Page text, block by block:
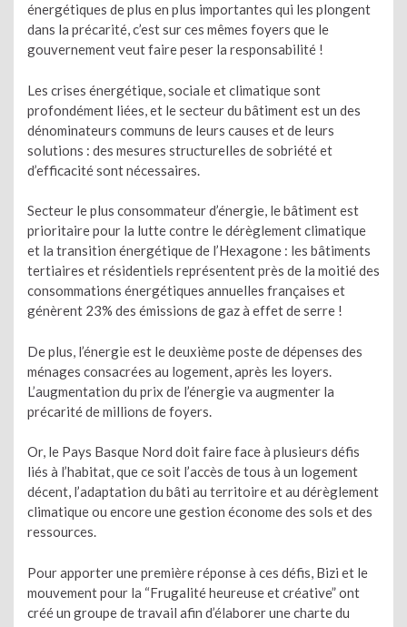
énergétiques de plus en plus importantes qui les plongent
dans la précarité, c’est sur ces mêmes foyers que le
gouvernement veut faire peser la responsabilité !
Les crises énergétique, sociale et climatique sont
profondément liées, et le secteur du bâtiment est un des
dénominateurs communs de leurs causes et de leurs
solutions : des mesures structurelles de sobriété et
d’efficacité sont nécessaires.
Secteur le plus consommateur d’énergie, le bâtiment est
prioritaire pour la lutte contre le dérèglement climatique
et la transition énergétique de l’Hexagone : les bâtiments
tertiaires et résidentiels représentent près de la moitié des
consommations énergétiques annuelles françaises et
génèrent 23% des émissions de gaz à effet de serre !
De plus, l’énergie est le deuxième poste de dépenses des
ménages consacrées au logement, après les loyers.
L’augmentation du prix de l’énergie va augmenter la
précarité de millions de foyers.
Or, le Pays Basque Nord doit faire face à plusieurs défis
liés à l’habitat, que ce soit l’accès de tous à un logement
décent, l’adaptation du bâti au territoire et au dérèglement
climatique ou encore une gestion économe des sols et des
ressources.
Pour apporter une première réponse à ces défis, Bizi et le
mouvement pour la “Frugalité heureuse et créative” ont
créé un groupe de travail afin d’élaborer une charte du